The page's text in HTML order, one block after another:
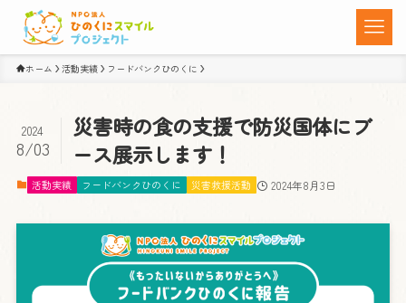
ホーム 活動実績 フードバンクひのくに
災害時の食の支援で防災国体にブ
ース展示します！
2024
8/03
活動実績 フードバンクひのくに 災害救援活動 2024年8月3日